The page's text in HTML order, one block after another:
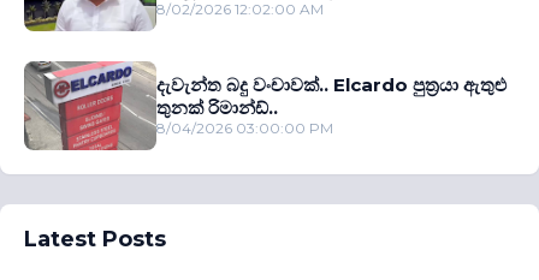
8/02/2026 12:02:00 AM
දැවැන්ත බදු වංචාවක්.. Elcardo පුත‍්‍රයා ඇතුළු
තුනක් රිමාන්ඩ්..
8/04/2026 03:00:00 PM
Latest Posts